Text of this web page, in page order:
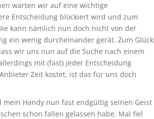
warten wir auf eine wichtige
Entscheidung blockiert wird und zum
kann nämlich nun doch nicht von der
ein wenig durcheinander gerät. Zum Glück
wir uns nun auf die Suche nach einem
mit (fast) jeder Entscheidung
Zeit kostet, ist das für uns doch
mein Handy nun fast endgültig seinen Geist
schon fallen gelassen habe. Mal fiel